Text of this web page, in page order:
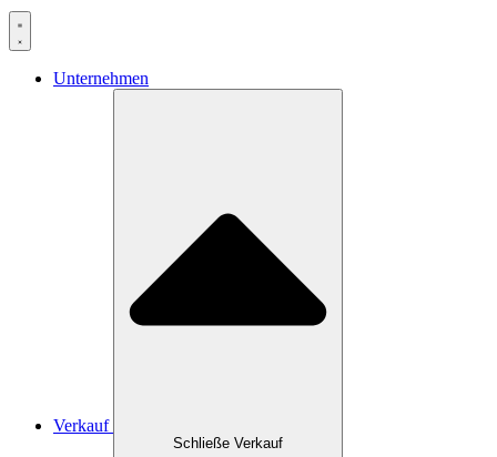
Unternehmen
Verkauf
Schließe Verkauf